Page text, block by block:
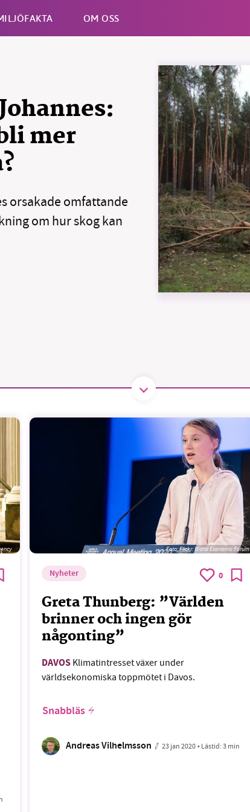
OM OSS
mer
orsakade omfattande
om hur skog kan
Foto:Flickr: World Economic Forum
Nyheter 0
Greta Thunberg: ”Världen
brinner och ingen gör
någonting”
DAVOSKlimatintresset växer under
världsekonomiska toppmötet i Davos.
Snabbläs
Andreas Vilhelmsson 23 jan 2020 • Lästid:3 min
och vi hoppas att du vill hjälpa oss.
Stötta vårt arbete genom att swisha en slant till
Läs vad vi vill göra